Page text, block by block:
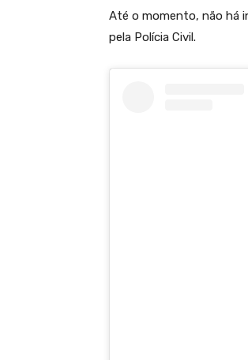
Até o momento, não há
pela Polícia Civil.